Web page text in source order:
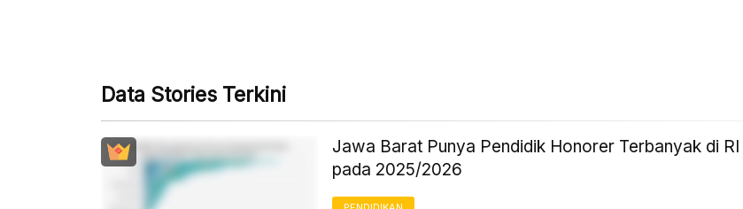
Data Stories Terkini
Jawa Barat Punya Pendidik Honorer Terbanyak di RI
pada 2025/2026